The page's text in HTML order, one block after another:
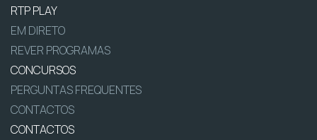
RTP PLAY
EM DIRETO
REVER PROGRAMAS
CONCURSOS
PERGUNTAS FREQUENTES
CONTACTOS
CONTACTOS